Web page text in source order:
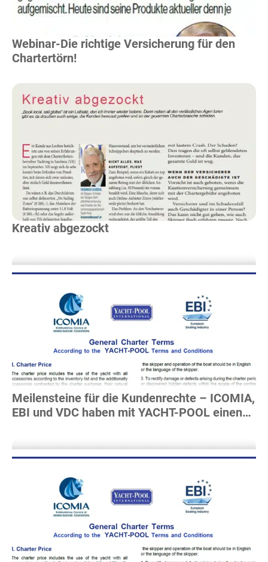
Webinar-Die richtige Versicherung für den
Chartertörn!
Mehr Lesen
Kreativ abgezockt
Mehr Lesen
Meilensteine für die Kundenrechte – ICOMIA,
EBI und VDC haben mit YACHT-POOL einen
Mehr Lesen